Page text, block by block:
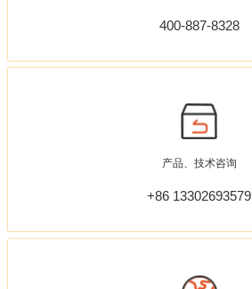
400-887-8328
产品、技术咨询
+86 13302693579